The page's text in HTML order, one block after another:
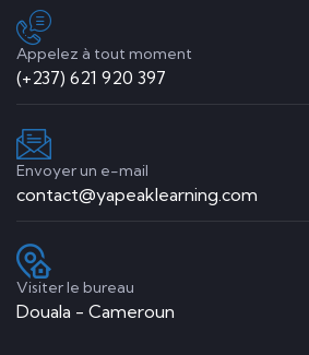
Appelez à tout moment
(+237) 621 920 397
Envoyer un e-mail
contact@yapeaklearning.com
Visiter le bureau
Douala - Cameroun